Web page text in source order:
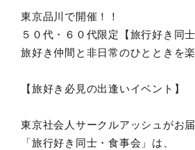
東京品川で開催！！
５０代・６０代限定【旅行好き同
旅好き仲間と非日常のひとときを楽
【旅好き必見の出逢いイベント】
東京社会人サークルアッシュがお
「旅行好き同士・食事会」は、